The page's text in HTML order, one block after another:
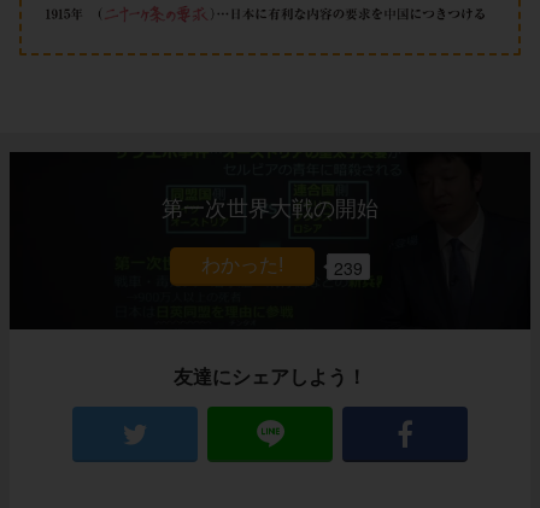
第一次世界大戦の開始
239
友達にシェアしよう！